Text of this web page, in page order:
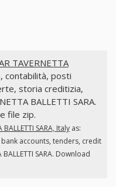
TAVERNETTA
contabilità, posti
storia creditizia,
BALLETTI SARA.
file zip.
BALLETTI SARA, Italyas:
accounts, tenders, credit
SARA. Download